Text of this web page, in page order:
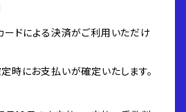
ードによる決済がご利用いただけ
時にお支払いが確定いたします。